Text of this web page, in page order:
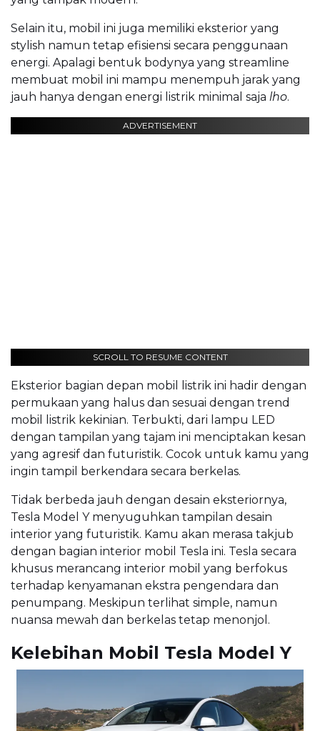
Selain itu, mobil ini juga memiliki eksterior yang
stylish namun tetap efisiensi secara penggunaan
energi. Apalagi bentuk bodynya yang streamline
membuat mobil ini mampu menempuh jarak yang
jauh hanya dengan energi listrik minimal saja lho.
ADVERTISEMENT
SCROLL TO RESUME CONTENT
Eksterior bagian depan mobil listrik ini hadir dengan
permukaan yang halus dan sesuai dengan trend
mobil listrik kekinian. Terbukti, dari lampu LED
dengan tampilan yang tajam ini menciptakan kesan
yang agresif dan futuristik. Cocok untuk kamu yang
ingin tampil berkendara secara berkelas.
Tidak berbeda jauh dengan desain eksteriornya,
Tesla Model Y menyuguhkan tampilan desain
interior yang futuristik. Kamu akan merasa takjub
dengan bagian interior mobil Tesla ini. Tesla secara
khusus merancang interior mobil yang berfokus
terhadap kenyamanan ekstra pengendara dan
penumpang. Meskipun terlihat simple, namun
nuansa mewah dan berkelas tetap menonjol.
Kelebihan Mobil Tesla Model Y